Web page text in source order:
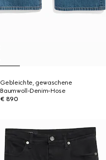
Gebleichte, gewaschene
Baumwoll-Denim-Hose
€ 890